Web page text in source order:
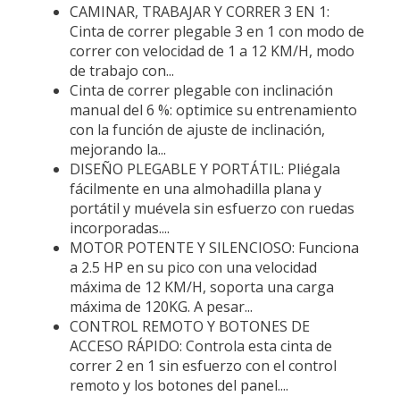
CAMINAR, TRABAJAR Y CORRER 3 EN 1:
Cinta de correr plegable 3 en 1 con modo de
correr con velocidad de 1 a 12 KM/H, modo
de trabajo con...
Cinta de correr plegable con inclinación
manual del 6 %: optimice su entrenamiento
con la función de ajuste de inclinación,
mejorando la...
DISEÑO PLEGABLE Y PORTÁTIL: Pliégala
fácilmente en una almohadilla plana y
portátil y muévela sin esfuerzo con ruedas
incorporadas....
MOTOR POTENTE Y SILENCIOSO: Funciona
a 2.5 HP en su pico con una velocidad
máxima de 12 KM/H, soporta una carga
máxima de 120KG. A pesar...
CONTROL REMOTO Y BOTONES DE
ACCESO RÁPIDO: Controla esta cinta de
correr 2 en 1 sin esfuerzo con el control
remoto y los botones del panel....